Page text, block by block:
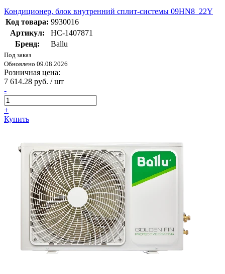
Кондиционер, блок внутренний сплит-системы 09HN8_22Y
Код товара: 9930016
Артикул:
НС-1407871
Бренд:
Ballu
Под заказ
Обновлено 09.08.2026
Розничная цена:
7 614.28 руб. / шт
-
+
Купить